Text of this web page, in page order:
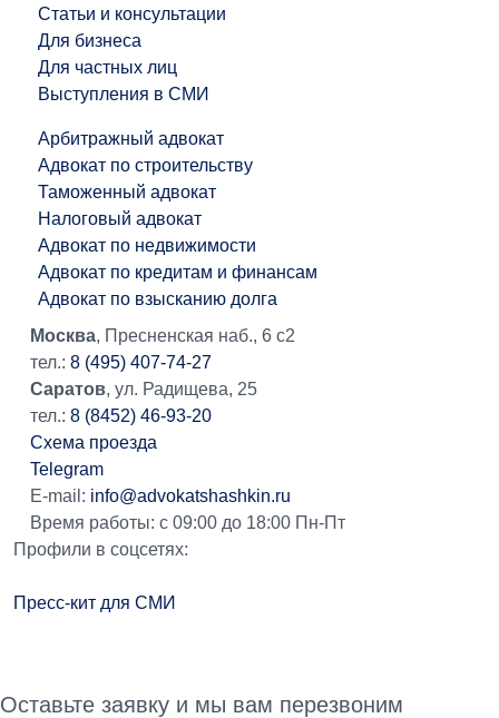
Статьи и консультации
Для бизнеса
Для частных лиц
Выступления в СМИ
Арбитражный адвокат
Адвокат по строительству
Таможенный адвокат
Налоговый адвокат
Адвокат по недвижимости
Адвокат по кредитам и финансам
Адвокат по взысканию долга
Москва, Пресненская наб., 6 с2
тел.: 8 (495) 407-74-27
Саратов, ул. Радищева, 25
тел.: 8 (8452) 46-93-20
Схема проезда
Telegram
E-mail: info@advokatshashkin.ru
Время работы: с 09:00 до 18:00 Пн-Пт
Профили в соцсетях:
Пресс-кит для СМИ
Оставьте заявку и мы вам перезвоним